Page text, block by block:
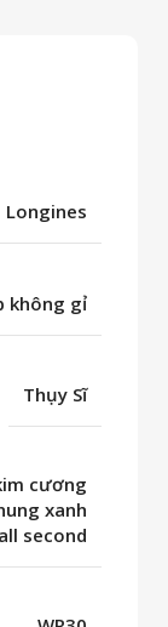
Longines
không gỉ
Thụy Sĩ
cương
xanh
second